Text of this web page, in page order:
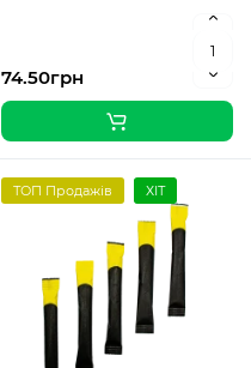
74.50грн
ТОП Продажів ХІТ